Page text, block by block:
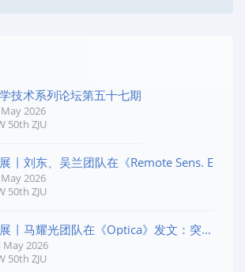
技术系列论坛第五十七期
2026
50th ZJU
| 刘东、吴兰团队在《Remote Sens. E
2026
50th ZJU
| 马耀光团队在《Optica》发文：突破
May 2026
50th ZJU